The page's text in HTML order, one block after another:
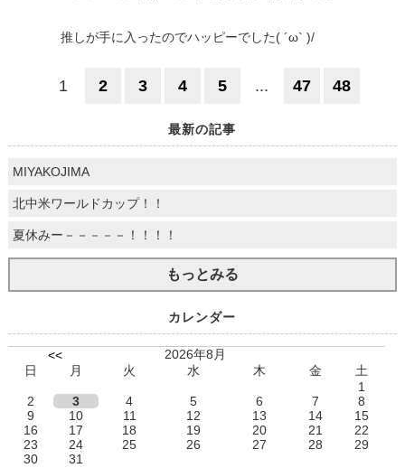
推しが手に入ったのでハッピーでした( ´ω` )/
1 2 3 4 5 ... 47 48
最新の記事
MIYAKOJIMA
北中米ワールドカップ！！
夏休みー－－－－－！！！！
もっとみる
カレンダー
<<
2026年8月
日
月 火 水 木 金
土
1
2
3 4 5 6 7
8
9
10 11 12 13 14
15
16
17 18 19 20 21
22
23
24 25 26 27 28
29
30
31